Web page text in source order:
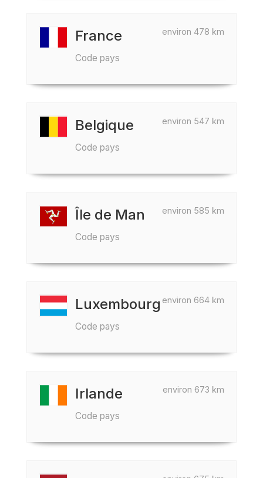
environ 478 km
France
Code pays
environ 547 km
Belgique
Code pays
environ 585 km
Île de Man
Code pays
environ 664 km
Luxembourg
Code pays
environ 673 km
Irlande
Code pays